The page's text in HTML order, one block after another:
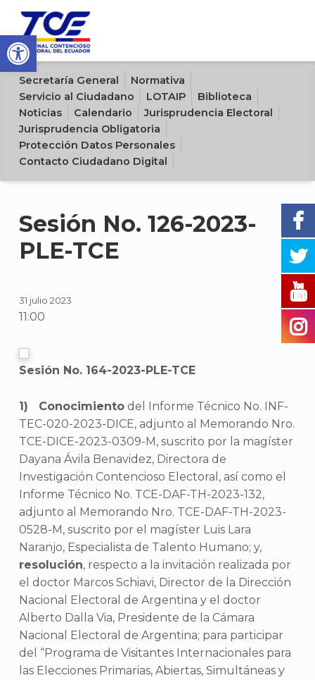
Open toolbar
Sitio oficial del Tribunal Contencioso Electoral del Ecuador
Secretaría General
Normativa
Servicio al Ciudadano
LOTAIP
Biblioteca
Noticias
Calendario
Jurisprudencia Electoral
Jurisprudencia Obligatoria
Protección Datos Personales
Contacto Ciudadano Digital
Sesión No. 126-2023-
PLE-TCE
31 julio 2023
11:00
Sesión No. 164-2023-PLE-TCE
Conocimientodel Informe Técnico No. INF-
TEC-020-2023-DICE, adjunto al Memorando Nro.
TCE-DICE-2023-0309-M, suscrito por la magíster
Dayana Ávila Benavidez, Directora de
Investigación Contencioso Electoral, así como el
Informe Técnico No. TCE-DAF-TH-2023-132,
adjunto al Memorando Nro. TCE-DAF-TH-2023-
0528-M, suscrito por el magíster Luis Lara
Naranjo, Especialista de Talento Humano; y,
resolución, respecto a la invitación realizada por
el doctor Marcos Schiavi, Director de la Dirección
Nacional Electoral de Argentina y el doctor
Alberto Dalla Via, Presidente de la Cámara
Nacional Electoral de Argentina; para participar
del “Programa de Visitantes Internacionales para
las Elecciones Primarias, Abiertas, Simultáneas y